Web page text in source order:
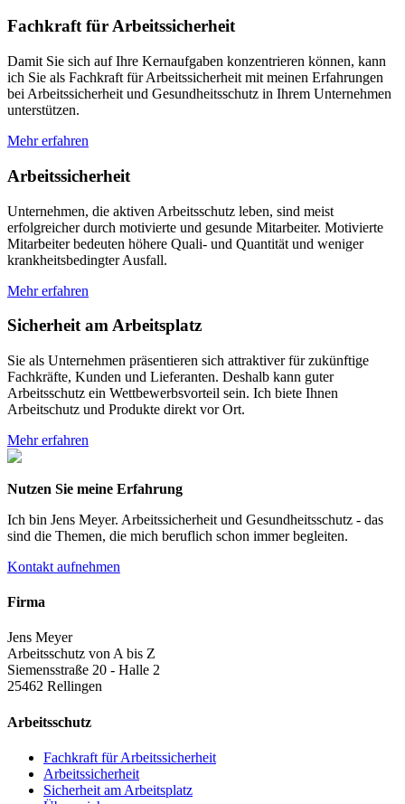
Fachkraft für Arbeitssicherheit
Damit Sie sich auf Ihre Kernaufgaben konzentrieren können, kann
ich Sie als Fachkraft für Arbeitssicherheit mit meinen Erfahrungen
bei Arbeitssicherheit und Gesundheitsschutz in Ihrem Unternehmen
unterstützen.
Mehr erfahren
Arbeitssicherheit
Unternehmen, die aktiven Arbeitsschutz leben, sind meist
erfolgreicher durch motivierte und gesunde Mitarbeiter. Motivierte
Mitarbeiter bedeuten höhere Quali- und Quantität und weniger
krankheitsbedingter Ausfall.
Mehr erfahren
Sicherheit am Arbeitsplatz
Sie als Unternehmen präsentieren sich attraktiver für zukünftige
Fachkräfte, Kunden und Lieferanten. Deshalb kann guter
Arbeitsschutz ein Wettbewerbsvorteil sein. Ich biete Ihnen
Arbeitschutz und Produkte direkt vor Ort.
Mehr erfahren
Nutzen Sie meine Erfahrung
Ich bin Jens Meyer. Arbeitssicherheit und Gesundheitsschutz - das
sind die Themen, die mich beruflich schon immer begleiten.
Kontakt aufnehmen
Firma
Jens Meyer
Arbeitsschutz von A bis Z
Siemensstraße 20 - Halle 2
25462 Rellingen
Arbeitsschutz
Fachkraft für Arbeitssicherheit
Arbeitssicherheit
Sicherheit am Arbeitsplatz